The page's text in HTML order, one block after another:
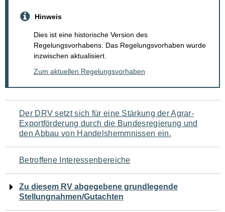
Hinweis
Dies ist eine historische Version des
Regelungsvorhabens. Das Regelungsvorhaben wurde
inzwischen aktualisiert.
Zum aktuellen Regelungsvorhaben
Navigation
für
den
Seiteninhalt
Der DRV setzt sich für eine Stärkung der Agrar-
Exportförderung durch die Bundesregierung und
den Abbau von Handelshemmnissen ein.
Betroffene Interessenbereiche
Zu diesem RV abgegebene grundlegende
Stellungnahmen/Gutachten